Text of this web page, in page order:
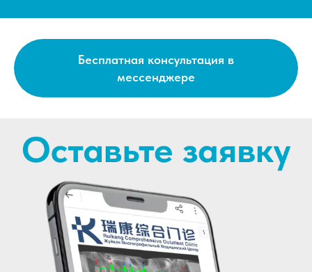
Бесплатная консультация в
мессенджере